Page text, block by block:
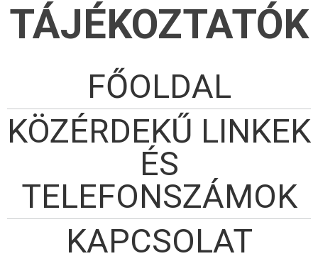
TÁJÉKOZTATÓK
FŐOLDAL
KÖZÉRDEKŰ LINKEK
ÉS
TELEFONSZÁMOK
KAPCSOLAT